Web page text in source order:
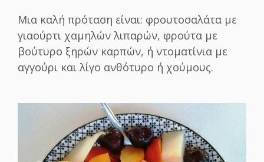
Μια καλή πρόταση είναι: φρουτοσαλάτα με
γιαούρτι χαμηλών λιπαρών, φρούτα με
βούτυρο ξηρών καρπών, ή ντοματίνια με
αγγούρι και λίγο ανθότυρο ή χούμους.